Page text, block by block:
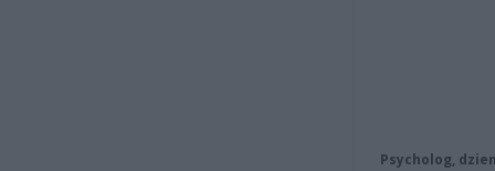
Psycholog,